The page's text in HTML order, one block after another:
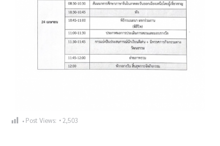
Post Views: 2,503